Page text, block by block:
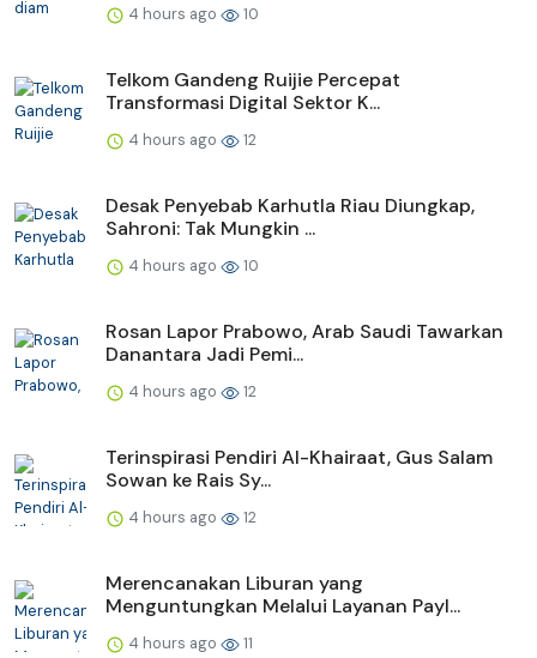
4 hours ago 10
Telkom Gandeng Ruijie Percepat
Transformasi Digital Sektor K...
4 hours ago 12
Desak Penyebab Karhutla Riau Diungkap,
Sahroni: Tak Mungkin ...
4 hours ago 10
Rosan Lapor Prabowo, Arab Saudi Tawarkan
Danantara Jadi Pemi...
4 hours ago 12
Terinspirasi Pendiri Al-Khairaat, Gus Salam
Sowan ke Rais Sy...
4 hours ago 12
Merencanakan Liburan yang
Menguntungkan Melalui Layanan Payl...
4 hours ago 11